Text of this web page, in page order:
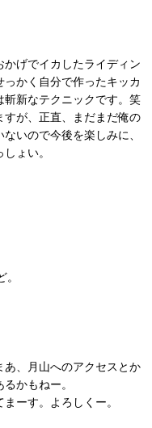
げでイカしたライディン
かく自分で作ったキッカ
新なテクニックです。笑
が、正直、まだまだ俺の
いので今後を楽しみに、
ょい。
あ、月山へのアクセスとか
かもねー。
ーす。よろしくー。